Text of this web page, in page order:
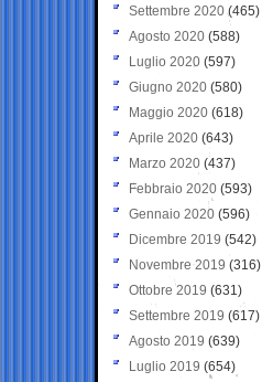
Settembre 2020(465)
Agosto 2020 (588)
Luglio 2020 (597)
Giugno 2020 (580)
Maggio 2020 (618)
Aprile 2020 (643)
Marzo 2020 (437)
Febbraio 2020 (593)
Gennaio 2020 (596)
Dicembre 2019 (542)
Novembre 2019 (316)
Ottobre 2019 (631)
Settembre 2019 (617)
Agosto 2019 (639)
Luglio 2019 (654)